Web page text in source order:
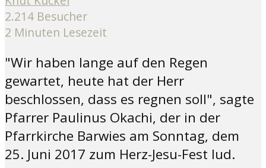
2.214 Besucher
2 Minuten Lesezeit
"Wir haben lange auf den Regen
gewartet, heute hat der Herr
beschlossen, dass es regnen soll", sagte
Pfarrer Paulinus Okachi, der in der
Pfarrkirche Barwies am Sonntag, dem
25. Juni 2017 zum Herz-Jesu-Fest lud.